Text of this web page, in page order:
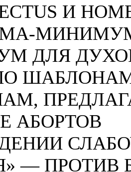
И
ДЛЯ
АБОРТОВ
— ПРОТИВ